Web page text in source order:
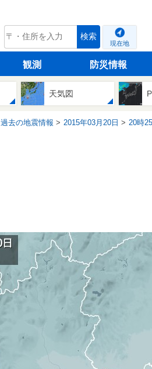
tenki.jp 検索
現在地
観測 防災情報
天気図
過去の地震情報 2015年03月20日 20時